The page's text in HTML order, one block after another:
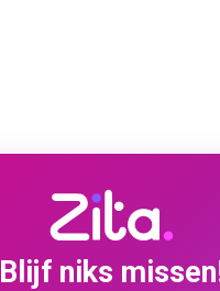
Blijf niks